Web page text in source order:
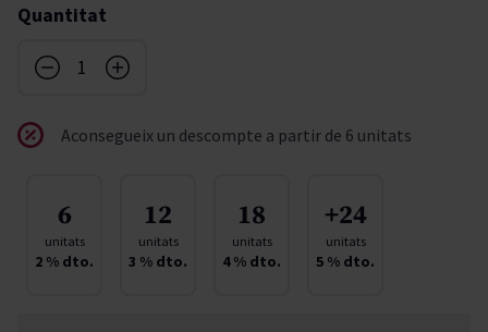
Quantitat
Aconsegueix un descompte a partir de 6 unitats
6
unitats
2 % dto.
12
unitats
3 % dto.
18
unitats
4% dto.
+24
unitats
5 % dto.